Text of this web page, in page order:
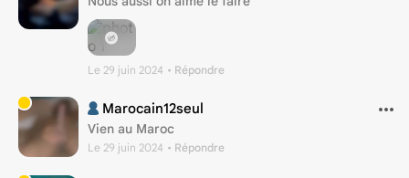
Le 29 juin 2024 • Répondre
Marocain12seul
Vien au Maroc
Le 29 juin 2024 • Répondre